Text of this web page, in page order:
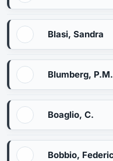
Blasi, Sandra
Blumberg, P.M.
Boaglio, C.
Bobbio,